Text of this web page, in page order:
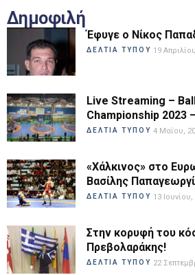
Δημοφιλή
Έφυγε ο Νίκος
ΔΕΛΤΙΑ ΤΥΠΟΥ 19
Live Streaming –
Championship 2023
ΔΕΛΤΙΑ ΤΥΠΟΥ 4 Μαΐου,
«Χάλκινος» στο
Βασίλης
ΔΕΛΤΙΑ ΤΥΠΟΥ 13
Στην κορυφή του
Πρεβολαράκης!
ΔΕΛΤΙΑ ΤΥΠΟΥ 22